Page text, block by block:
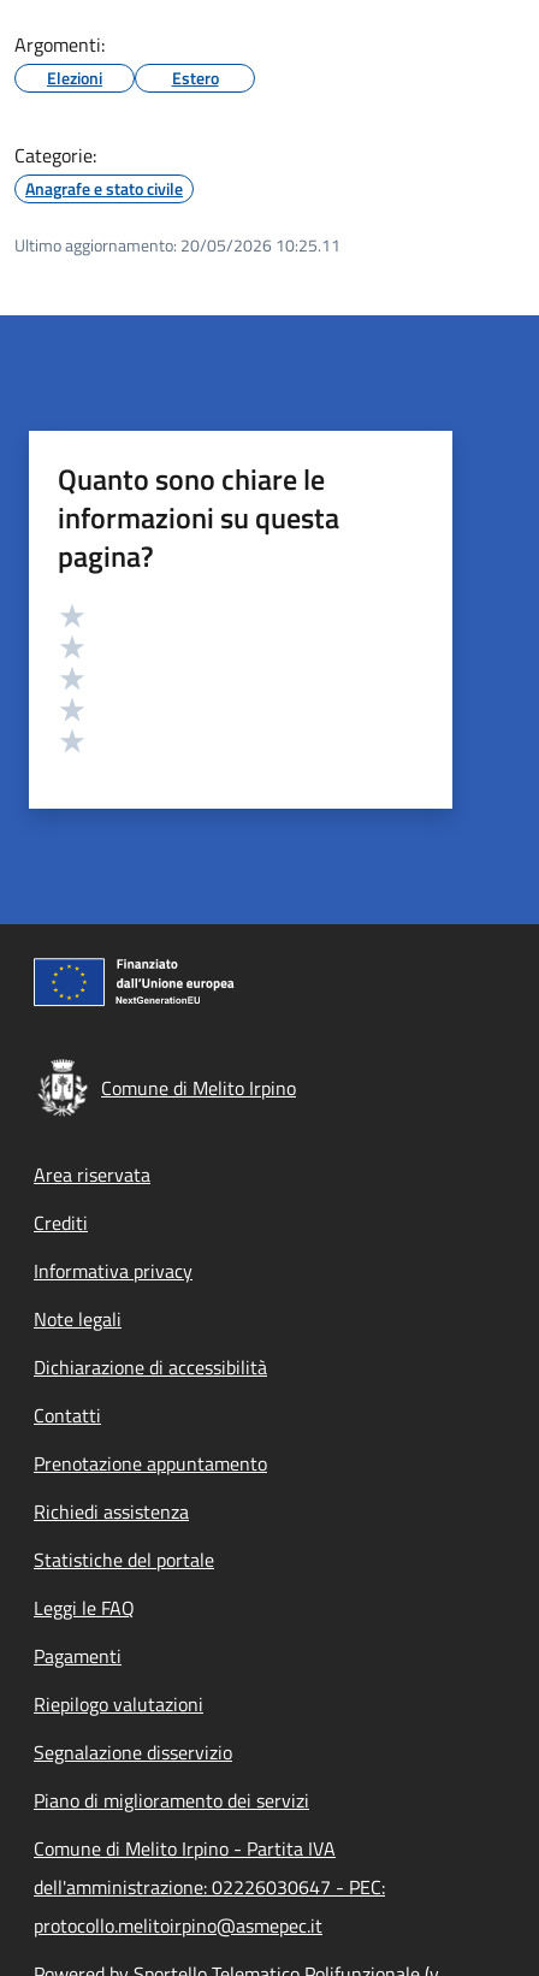
Argomenti:
Elezioni Estero
Categorie:
Anagrafe e stato civile
Ultimo aggiornamento: 20/05/2026 10:25.11
Quanto sono chiare le
informazioni su questa
pagina?
Valutazione
Comune di Melito Irpino
Footer menu
Area riservata
Crediti
Informativa privacy
Note legali
Dichiarazione di accessibilità
Contatti
Prenotazione appuntamento
Richiedi assistenza
Statistiche del portale
Leggi le FAQ
Pagamenti
Riepilogo valutazioni
Segnalazione disservizio
Piano di miglioramento dei servizi
Comune di Melito Irpino - Partita IVA
dell'amministrazione: 02226030647 - PEC:
protocollo.melitoirpino@asmepec.it